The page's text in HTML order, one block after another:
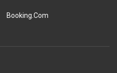
Booking.Com